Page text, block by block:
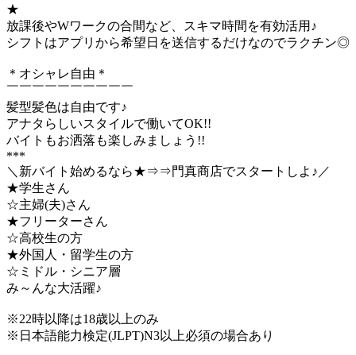
★
放課後やWワークの合間など、スキマ時間を有効活用♪
シフトはアプリから希望日を送信するだけなのでラクチン◎
＊オシャレ自由＊
￣￣￣￣￣￣￣￣￣￣
髪型髪色は自由です♪
アナタらしいスタイルで働いてOK!!
バイトもお洒落も楽しみましょう!!
***
＼新バイト始めるなら★⇒⇒門真商店でスタートしよ♪／
★学生さん
☆主婦(夫)さん
★フリーターさん
☆高校生の方
★外国人・留学生の方
☆ミドル・シニア層
み～んな大活躍♪
※22時以降は18歳以上のみ
※日本語能力検定(JLPT)N3以上必須の場合あり